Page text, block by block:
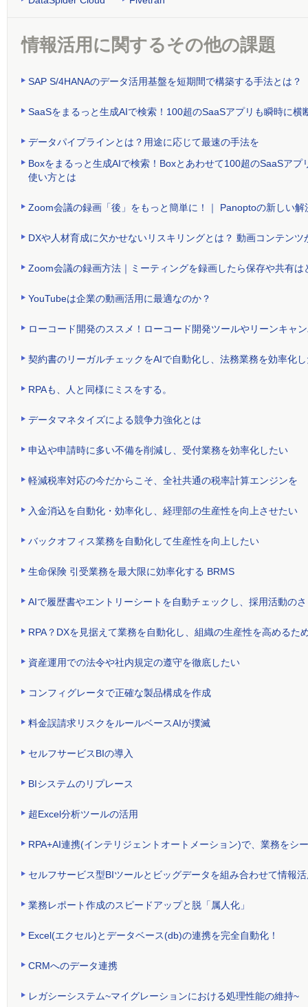
情報活用に関するその他の課題
SAP S/4HANAのデータ活用基盤を短期間で構築する手法とは？
SaaSをまるっと生成AIで検索！100超のSaaSアプリも瞬時に
データパイプラインとは？用途に応じて最速の手法を
Boxをまるっと生成AIで検索！Boxとあわせて100超のSaaSア
使い方とは
Zoom会議の録画「後」をもっと簡単に！｜ Panoptoの新しい解
DXや人材育成に欠かせないリスキリングとは？ 動画コンテンツ
Zoom会議の録画方法｜ミーティングを録画したら保存や共有は
YouTubeは企業の動画活用に最適なのか？
ローコード開発のススメ！ローコード開発ツールやリーンキャ
契約書のリーガルチェックをAIで自動化し、法務業務を効率化
RPAも、人と同様にミスをする。
データマネタイズによる競争力強化とは
申込や申請時に多い不備を削減し、受付業務を効率化したい
軽減税率対応の今だからこそ、全社共通の税率計算エンジンを
入金消込を自動化・効率化し、経理部の生産性を向上させたい
バックオフィス業務を自動化して生産性を向上したい
生命保険 引受業務を最大限に効率化する BRMS
AIで履歴書やエントリーシートを自動チェックし、採用活動の
RPA？DXを見据えて業務を自動化し、組織の生産性を高めるた
資産運用での法令や社内規定の遵守を徹底したい
コンフィグレータで正確な製品構成を作成
料金誤請求リスクをルールベースAIが撲滅
セルフサービスBIの導入
BIシステムのリプレース
超Excel分析ツールの活用
RPA+AI連携(インテリジェントオートメーション)で、業務をシ
セルフサービス型BIツールとビッグデータを組み合わせて情報
業務レポート作成のスピードアップと脱「属人化」
Excel(エクセル)とデータベース(db)の連携を完全自動化！
CRMへのデータ連携
レガシーシステム~マイグレーションにおける処理性能の維持~